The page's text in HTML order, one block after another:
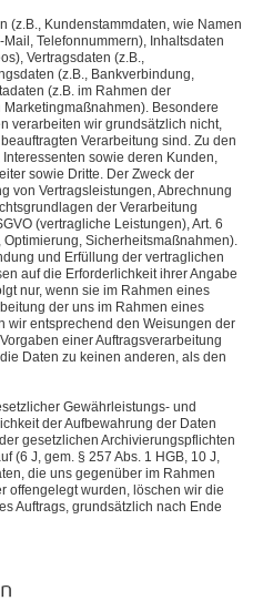
(z.B., Kundenstammdaten, wie Namen
Telefonnummern), Inhaltsdaten
Vertragsdaten (z.B.,
(z.B., Bankverbindung,
(z.B. im Rahmen der
Besondere
verarbeiten wir grundsätzlich nicht,
Verarbeitung sind. Zu den
sowie deren Kunden,
sowie Dritte. Der Zweck der
von Vertragsleistungen, Abrechnung
der Verarbeitung
(vertragliche Leistungen), Art. 6
Sicherheitsmaßnahmen).
und Erfüllung der vertraglichen
auf die Erforderlichkeit ihrer Angabe
nur, wenn sie im Rahmen eines
der uns im Rahmen eines
wir entsprechend den Weisungen der
einer Auftragsverarbeitung
Daten zu keinen anderen, als den
Gewährleistungs- und
der Aufbewahrung der Daten
gesetzlichen Archivierungspflichten
(6 J, gem. § 257 Abs. 1 HGB, 10 J,
die uns gegenüber im Rahmen
offengelegt wurden, löschen wir die
Auftrags, grundsätzlich nach Ende